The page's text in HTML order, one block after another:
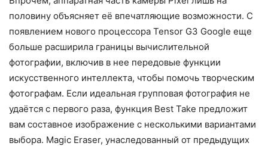
половину объясняет её впечатляющие возможности. С
появлением нового процессора Tensor G3 Google еще
больше расширила границы вычислительной
фотографии, включив в нее передовые функции
искусственного интеллекта, чтобы помочь творческим
фотографам. Если идеальная групповая фотография не
удаётся с первого раза, функция Best Take предложит
вам составное изображение с несколькими вариантами
выбора. Magic Eraser, унаследованный от предыдущих